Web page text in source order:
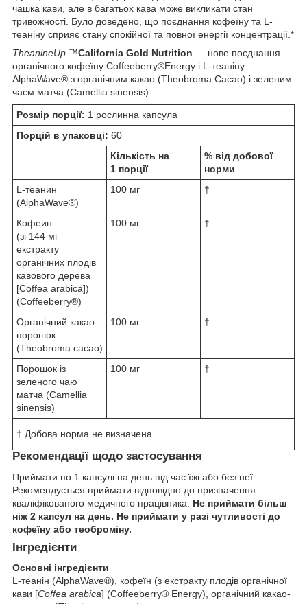
чашка кави, але в багатьох кава може викликати стан
тривожності. Було доведено, що поєднання кофеїну та L-
теаніну сприяє стану спокійної та повної енергії концентрації.*
TheanineUp ™California Gold Nutrition — нове поєднання
органічного кофеїну Coffeeberry®Energy і L-теаніну
AlphaWave® з органічним какао (Theobroma Cacao) і зеленим
чаєм матча (Camellia sinensis).
Розмір порції: 1 рослинна капсула
Порцій в упаковці: 60
Кількість на
1 порції
% від добової
норми
L-теанин
(AlphaWave®)
100 мг †
Кофеин
(зі 144 мг
екстракту
органічних плодів
кавового дерева
[Coffea arabica])
(Coffeeberry®)
100 мг †
Органічний какао-
порошок
(Theobroma cacao)
100 мг †
Порошок із
зеленого чаю
матча (Camellia
sinensis)
100 мг †
† Добова норма не визначена.
Рекомендації щодо застосування
Приймати по 1 капсулі на день під час їжі або без неї.
Рекомендується приймати відповідно до призначення
кваліфікованого медичного працівника. Не приймати більш
ніж 2 капсул на день. Не приймати у разі чутливості до
кофеїну або теоброміну.
Інгредієнти
Основні інгредієнти
L-теанін (AlphaWave®), кофеїн (з екстракту плодів органічної
кави [Coffea arabica] (Coffeeberry® Energy), органічний какао-